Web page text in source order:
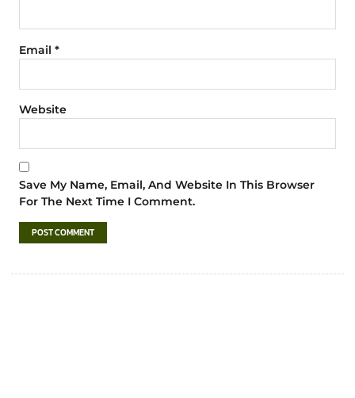
Email *
Website
Save My Name, Email, And Website In This Browser
For The Next Time I Comment.